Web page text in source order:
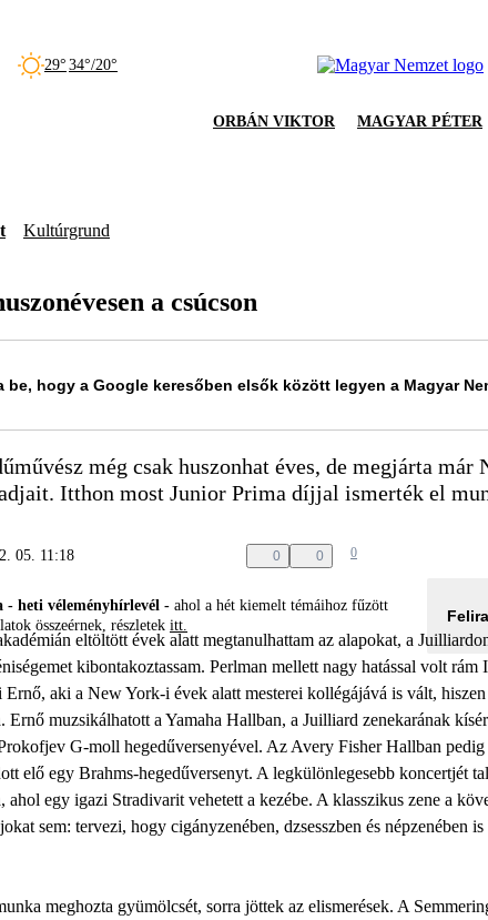
29° 34°/20°
ORBÁN VIKTOR MAGYAR PÉTER
Kultúrgrund
a csúcson
be, hogy a Google keresőben elsők között legyen a Magyar
még csak huszonhat éves, de megjárta már
Itthon most Junior Prima díjjal ismerték el
05. 11:18 0 0 0
- heti véleményhírlevél - ahol a hét kiemelt témáihoz fűzött
összeérnek, részletek itt.
eltöltött évek alatt megtanulhattam az alapokat, a
kibontakoztassam. Perlman mellett nagy hatással volt rám
aki a New York-i évek alatt mesterei kollégájává is vált, hiszen
Ernő muzsikálhatott a Yamaha Hallban, a Juilliard zenekarának
G-moll hegedűversenyével. Az Avery Fisher Hallban
elő egy Brahms-hegedűversenyt. A legkülönlegesebb koncertjét
ahol egy igazi Stradivarit vehetett a kezébe. A klasszikus zene a
sem: tervezi, hogy cigányzenében, dzsesszben és népzenében
meghozta gyümölcsét, sorra jöttek az elismerések. A